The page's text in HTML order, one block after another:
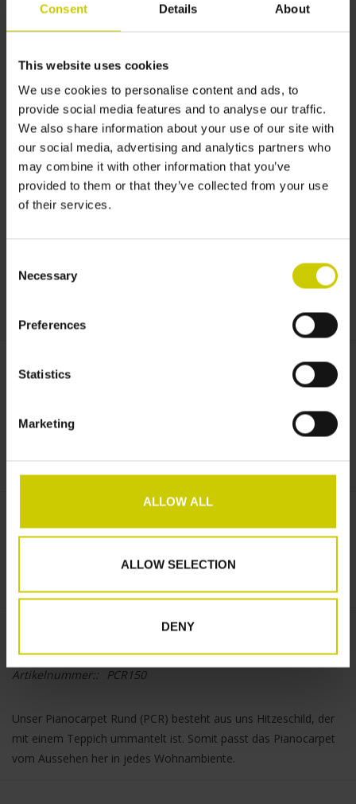
Consent Details About
This website uses cookies
We use cookies to personalise content and ads, to
provide social media features and to analyse our traffic.
We also share information about your use of our site with
our social media, advertising and analytics partners who
may combine it with other information that you’ve
provided to them or that they’ve collected from your use
of their services.
Selection
Necessary
Preferences
Statistics
Marketing
ALLOW ALL
ALLOW SELECTION
DENY
Gewünschte Maß:
Gewünschte Farbe:
€--,--
ZUM WARENKORB HINZUFÜGEN
Artikelnummer:: PCR150
Unser Pianocarpet Rund (PCR) besteht aus uns Hitzeschild, der
mit einem Teppich ummantelt ist. Somit passt das Pianocarpet
vom Aussehen her in jedes Wohnambiente.